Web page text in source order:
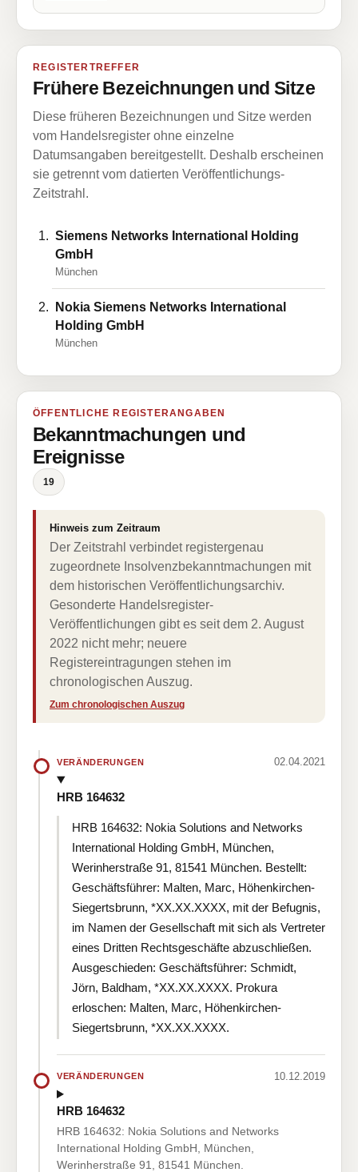
REGISTERTREFFER
Frühere Bezeichnungen und Sitze
Diese früheren Bezeichnungen und Sitze werden
vom Handelsregister ohne einzelne
Datumsangaben bereitgestellt. Deshalb erscheinen
sie getrennt vom datierten Veröffentlichungs-
Zeitstrahl.
Siemens Networks International Holding
GmbH
München
Nokia Siemens Networks International
Holding GmbH
München
ÖFFENTLICHE REGISTERANGABEN
Bekanntmachungen und
Ereignisse
19
Hinweis zum Zeitraum
Der Zeitstrahl verbindet registergenau
zugeordnete Insolvenzbekanntmachungen mit
dem historischen Veröffentlichungsarchiv.
Gesonderte Handelsregister-
Veröffentlichungen gibt es seit dem 2. August
2022 nicht mehr; neuere
Registereintragungen stehen im
chronologischen Auszug.
Zum chronologischen Auszug
VERÄNDERUNGEN 02.04.2021
HRB 164632
HRB 164632: Nokia Solutions and Networks
International Holding GmbH, München,
Werinherstraße 91, 81541 München. Bestellt:
Geschäftsführer: Malten, Marc, Höhenkirchen-
Siegertsbrunn, *XX.XX.XXXX, mit der Befugnis,
im Namen der Gesellschaft mit sich als Vertreter
eines Dritten Rechtsgeschäfte abzuschließen.
Ausgeschieden: Geschäftsführer: Schmidt,
Jörn, Baldham, *XX.XX.XXXX. Prokura
erloschen: Malten, Marc, Höhenkirchen-
Siegertsbrunn, *XX.XX.XXXX.
VERÄNDERUNGEN 10.12.2019
HRB 164632
HRB 164632: Nokia Solutions and Networks
International Holding GmbH, München,
Werinherstraße 91, 81541 München.